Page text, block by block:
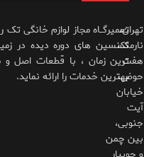
تعمیرگــاه مجاز لوازم خانگی تک
تکنسین های دوره دیده در
ترین زمان ، با قطعات اصل
بهترین خدمات را ارائه نماید.
تهران،
نارمک،
هفت
حوض،
خیابان
آیت
جنوبی،
بین چمن